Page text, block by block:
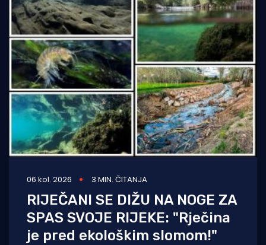
06 kol. 2026 3 MIN. ČITANJA
RIJEČANI SE DIŽU NA NOGE ZA
SPAS SVOJE RIJEKE: "Rječina
je pred ekološkim slomom!"